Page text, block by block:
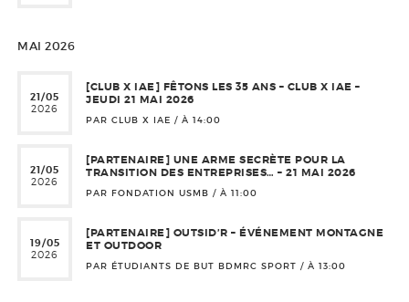
MAI 2026
21/05
2026
[CLUB X IAE] FÊTONS LES 35 ANS – CLUB X IAE –
JEUDI 21 MAI 2026
PAR CLUB X IAE / À 14:00
21/05
2026
[PARTENAIRE] UNE ARME SECRÈTE POUR LA
TRANSITION DES ENTREPRISES… – 21 MAI 2026
PAR FONDATION USMB / À 11:00
19/05
2026
[PARTENAIRE] OUTSID’R – ÉVÉNEMENT MONTAGNE
ET OUTDOOR
PAR ÉTUDIANTS DE BUT BDMRC SPORT / À 13:00